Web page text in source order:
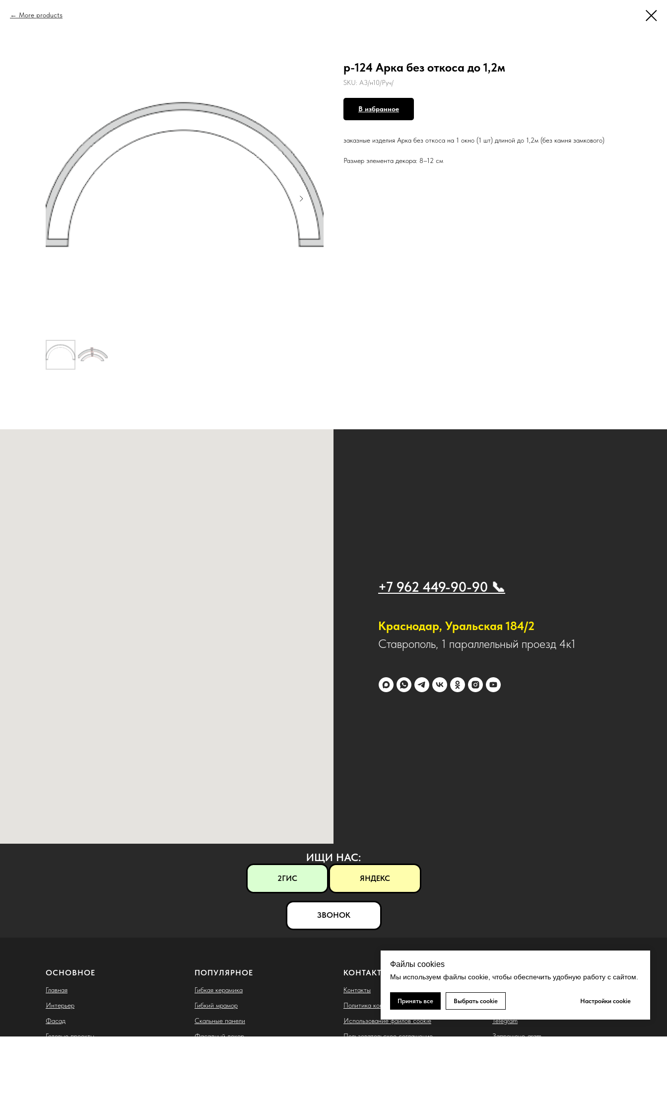
More products
р-124 Арка без откоса до 1,2м
SKU: А3/н10/Руч/
В избранное
заказные изделия Арка без откоса на 1 окно (1 шт) длиной до 1,2м (без камня замкового)
Размер элемента декора: 8–12 см
+7 962 449-90-90 📞
Краснодар, Уральская 184/2
Ставрополь, 1 параллельный проезд 4к1
Файлы cookies
Мы используем файлы cookie, чтобы обеспечить удобную работу с сайтом.
Принять все Выбрать cookie Настройки cookie
ИЩИ НАС:
2ГИС ЯНДЕКС
ЗВОНОК
ОСНОВНОЕ
Главная
Интерьер
Фасад
Готовые проекты
ПОПУЛЯРНОЕ
Гибкая керамика
Гибкий мрамор
Скальные панели
Фасадный декор
КОНТАКТЫ
Контакты
Политика конфиденциальности
Использование файлов cookie
Пользовательское соглашение
СВЯЗЬ С НАМИ
Whatsapp
Telegram
Запрещено-gram